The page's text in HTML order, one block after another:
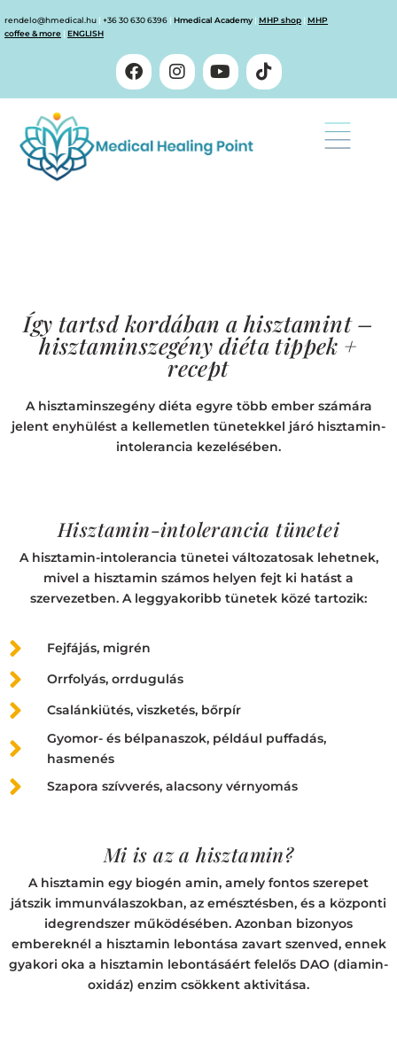
rendelo@hmedical.hu | +36 30 630 6396 | Hmedical Academy | MHP shop | MHP
coffee & more | ENGLISH
Így tartsd kordában a hisztamint –
hisztaminszegény diéta tippek +
recept
A hisztaminszegény diéta egyre több ember számára
jelent enyhülést a kellemetlen tünetekkel járó hisztamin-
intolerancia kezelésében.
Hisztamin-intolerancia tünetei
A hisztamin-intolerancia tünetei változatosak lehetnek,
mivel a hisztamin számos helyen fejt ki hatást a
szervezetben. A leggyakoribb tünetek közé tartozik:
Fejfájás, migrén
Orrfolyás, orrdugulás
Csalánkiütés, viszketés, bőrpír
Gyomor- és bélpanaszok, például puffadás,
hasmenés
Szapora szívverés, alacsony vérnyomás
Mi is az a hisztamin?
A hisztamin egy biogén amin, amely fontos szerepet
játszik immunválaszokban, az emésztésben, és a központi
idegrendszer működésében. Azonban bizonyos
embereknél a hisztamin lebontása zavart szenved, ennek
gyakori oka a hisztamin lebontásáért felelős DAO (diamin-
oxidáz) enzim csökkent aktivitása.